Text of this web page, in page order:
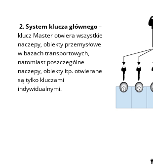
2. System klucza głównego–
klucz Master otwiera wszystkie
naczepy, obiekty przemysłowe
w bazach transportowych,
natomiast poszczególne
naczepy, obiekty itp. otwierane
są tylko kluczami
indywidualnymi.